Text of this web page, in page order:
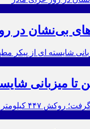
بی‌نشان در
تا میزبانی